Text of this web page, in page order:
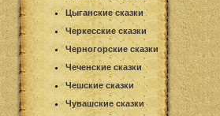
Цыганские сказки
Черкесские сказки
Черногорские сказки
Чеченские сказки
Чешские сказки
Чувашские сказки